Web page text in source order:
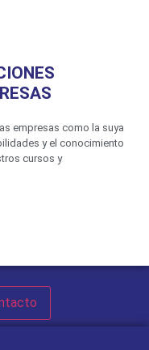
empresas como la suya
y el conocimiento
cursos y